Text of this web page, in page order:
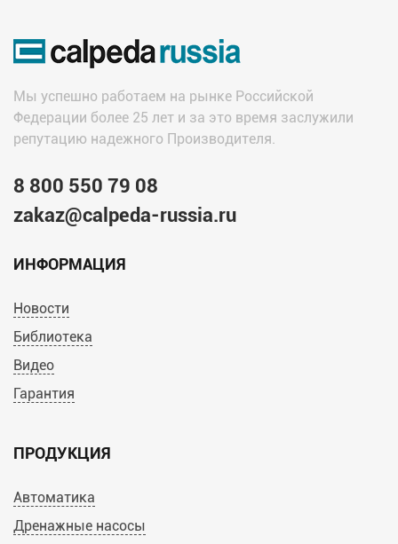
Мы успешно работаем на рынке Российской
Федерации более 25 лет и за это время заслужили
репутацию надежного Производителя.
8 800 550 79 08
zakaz@calpeda-russia.ru
ИНФОРМАЦИЯ
Новости
Библиотека
Видео
Гарантия
ПРОДУКЦИЯ
Автоматика
Дренажные насосы